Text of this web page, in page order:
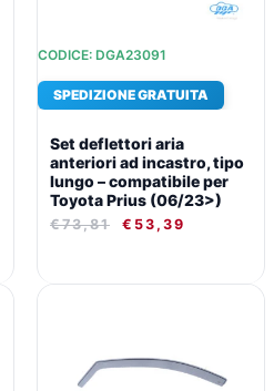
CODICE: DGA23091
SPEDIZIONE GRATUITA
Set deflettori aria
anteriori ad incastro, tipo
lungo – compatibile per
Toyota Prius (06/23>)
€73,81 € 53,39
€73,81.€53,39.